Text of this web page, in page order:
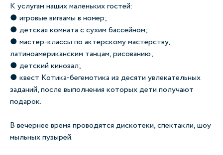
К услугам наших маленьких гостей:
● игровые вигвамы в номер;
● детская комната с сухим бассейном;
● мастер-классы по актерскому мастерству,
латиноамериканским танцам, рисованию;
● детский кинозал;
● квест Котика-бегемотика из десяти увлекательных
заданий, после выполнения которых дети получают
подарок.
В вечернее время проводятся дискотеки, спектакли, шоу
мыльных пузырей.